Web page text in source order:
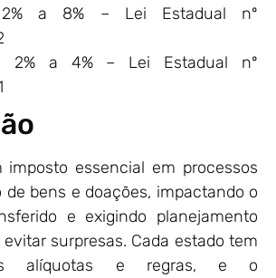
a 8% – Lei Estadual nº
2% a 4% – Lei Estadual nº
imposto essencial em processos
de bens e doações, impactando o
e exigindo planejamento
surpresas. Cada estado tem
alíquotas e regras, e o